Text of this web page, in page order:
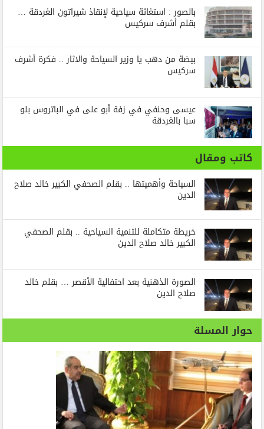
بالصور : استغاثة سياحية لإنقاذ شيراتون الغردقة …
بقلم أشرف سركيس
بيضة من دهب يا وزير السياحة والاثار .. فكرة أشرف
سركيس
عيسى وحنفي في زفة أبو على في الباتروس بلو
سبا بالغردقة
كاتب ومقال
السياحة وأهميتها .. بقلم الصحفي الكبير خالد صلاح
الدين
خريطة متكاملة للتنمية السياحية .. بقلم الصحفي
الكبير خالد صلاح الدين
الصورة الذهنية بعد احتفالية الأقصر … بقلم خالد
صلاح الدين
حوار المسلة